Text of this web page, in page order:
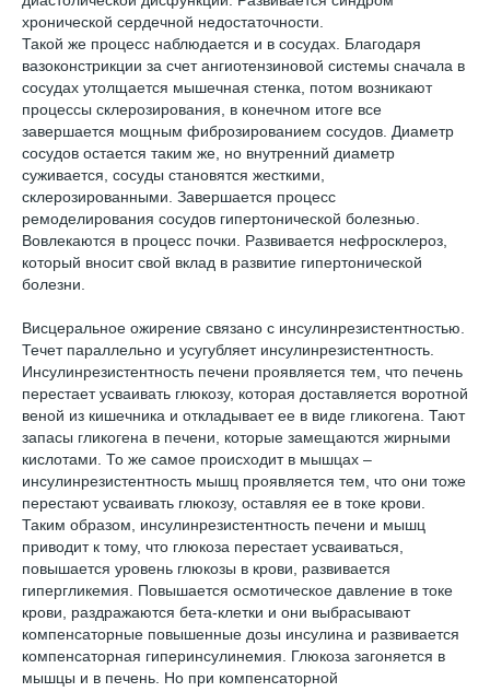
хронической сердечной недостаточности.
Такой же процесс наблюдается и в сосудах. Благодаря
вазоконстрикции за счет ангиотензиновой системы сначала в
сосудах утолщается мышечная стенка, потом возникают
процессы склерозирования, в конечном итоге все
завершается мощным фиброзированием сосудов. Диаметр
сосудов остается таким же, но внутренний диаметр
суживается, сосуды становятся жесткими,
склерозированными. Завершается процесс
ремоделирования сосудов гипертонической болезнью.
Вовлекаются в процесс почки. Развивается нефросклероз,
который вносит свой вклад в развитие гипертонической
болезни.
Висцеральное ожирение связано с инсулинрезистентностью.
Течет параллельно и усугубляет инсулинрезистентность.
Инсулинрезистентность печени проявляется тем, что печень
перестает усваивать глюкозу, которая доставляется воротной
веной из кишечника и откладывает ее в виде гликогена. Тают
запасы гликогена в печени, которые замещаются жирными
кислотами. То же самое происходит в мышцах –
инсулинрезистентность мышц проявляется тем, что они тоже
перестают усваивать глюкозу, оставляя ее в токе крови.
Таким образом, инсулинрезистентность печени и мышц
приводит к тому, что глюкоза перестает усваиваться,
повышается уровень глюкозы в крови, развивается
гипергликемия. Повышается осмотическое давление в токе
крови, раздражаются бета-клетки и они выбрасывают
компенсаторные повышенные дозы инсулина и развивается
компенсаторная гиперинсулинемия. Глюкоза загоняется в
мышцы и в печень. Но при компенсаторной